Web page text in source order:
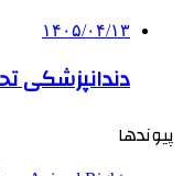
۱۴۰۵/۰۴/۱۳
دندانپزشکی
پیوندها